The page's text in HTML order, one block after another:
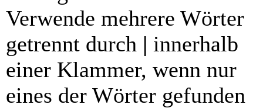
Verwende mehrere Wörter
getrennt durch | innerhalb
einer Klammer, wenn nur
eines der Wörter gefunden